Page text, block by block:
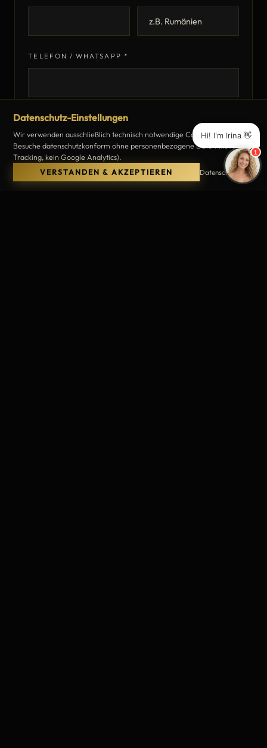
TELEFON / WHATSAPP *
E-MAIL
Datenschutz-Einstellungen
Wir verwenden ausschließlich technisch notwendige Cookies und zählen
Besuche datenschutzkonform ohne personenbezogene Daten (kein
Tracking, kein Google Analytics).
VERSTANDEN & AKZEPTIEREN
Datenschutz lesen
Hi! I'm Irina 👋
1